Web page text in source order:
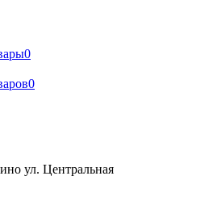
0
0
ул. Центральная